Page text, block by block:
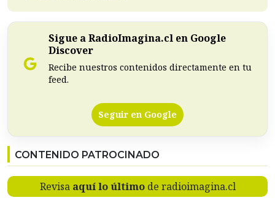
Sigue a RadioImagina.cl en Google
Discover
Recibe nuestros contenidos directamente en tu
feed.
Seguir en Google
CONTENIDO PATROCINADO
Revisa aquí lo últimode radioimagina.cl